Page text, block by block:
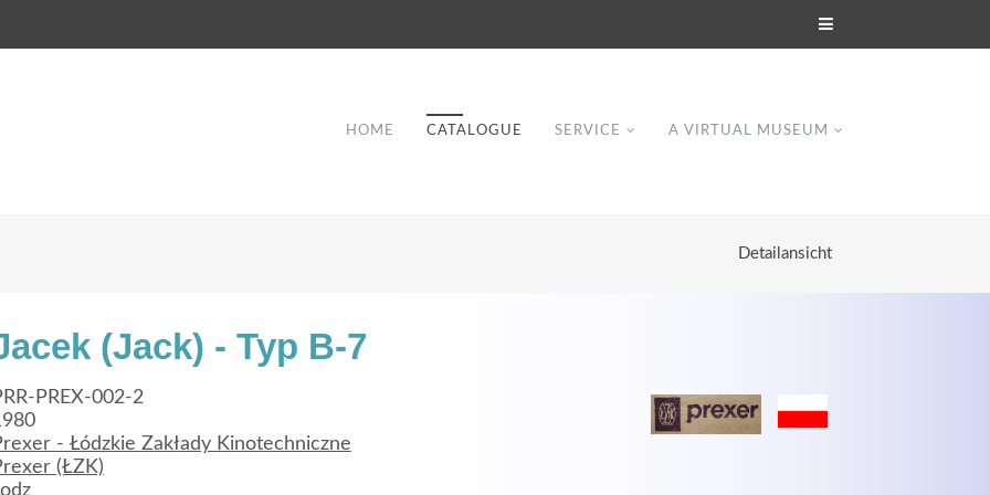
HOME CATALOGUE SERVICE A VIRTUAL MUSEUM
Detailansicht
(Jack) - Typ B-7
PREX-002-2
- Łódzkie Zakłady Kinotechniczne
(ŁZK)
adipiscing elit. Aenean commodo ligula eget
Lorem ipsum dolor sit amet, consectetuer